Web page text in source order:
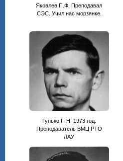
Яковлев П.Ф. Преподавал
СЭС. Учил нас морзянке.
Гунько Г. Н. 1973 год.
Преподаватель ВМЦ РТО
ЛАУ